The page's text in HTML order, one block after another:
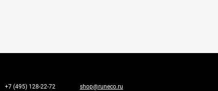
+7 (495) 128-22-72 shop@runeco.ru